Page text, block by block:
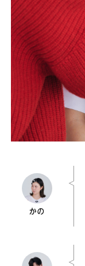
かの